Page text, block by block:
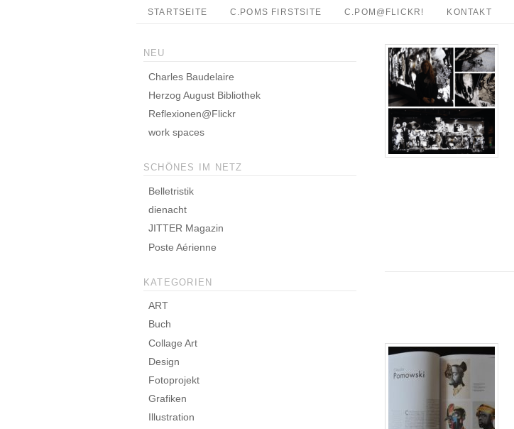
STARTSEITE C.POMS FIRSTSITE C.POM@FLICKR! KONTAKT
NEU
Charles Baudelaire
Herzog August Bibliothek
Reflexionen@Flickr
work spaces
SCHÖNES IM NETZ
Belletristik
dienacht
JITTER Magazin
Poste Aérienne
KATEGORIEN
ART
Buch
Collage Art
Design
Fotoprojekt
Grafiken
Illustration